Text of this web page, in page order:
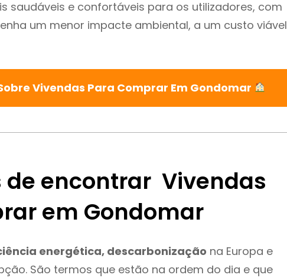
saudáveis e confortáveis para os utilizadores, com
um menor impacte ambiental, a um custo viável
Vivendas Para Comprar Em Gondomar
encontrar Vivendas
em Gondomar
energética, descarbonização na Europa e
São termos que estão na ordem do dia e que